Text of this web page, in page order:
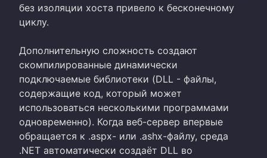
без изоляции хоста привело к бесконечному
циклу.
Дополнительную сложность создают
скомпилированные динамически
подключаемые библиотеки (DLL - файлы,
содержащие код, который может
использоваться несколькими программами
одновременно). Когда веб-сервер впервые
обращается к .aspx- или .ashx-файлу, среда
.NET автоматически создаёт DLL во